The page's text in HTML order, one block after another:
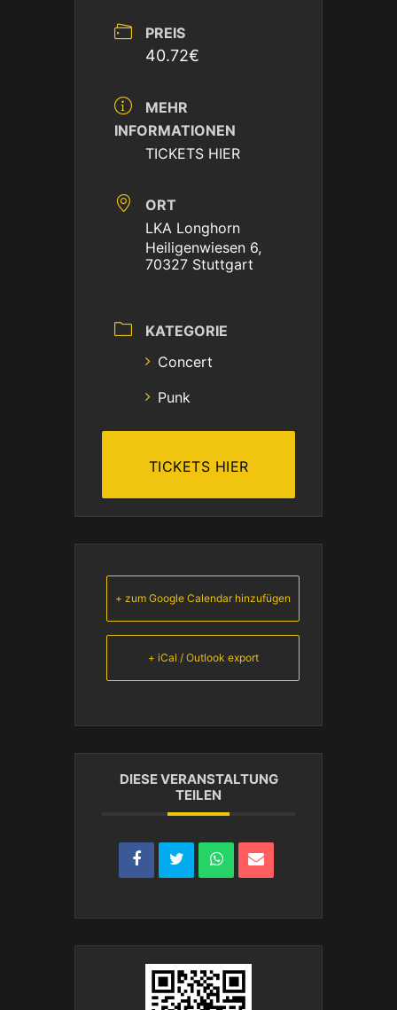
PREIS
40.72€
MEHR
INFORMATIONEN
TICKETS HIER
ORT
LKA Longhorn
Heiligenwiesen 6,
70327 Stuttgart
KATEGORIE
Concert
Punk
TICKETS HIER
+ zum Google Calendar hinzufügen
+ iCal / Outlook export
DIESE VERANSTALTUNG
TEILEN